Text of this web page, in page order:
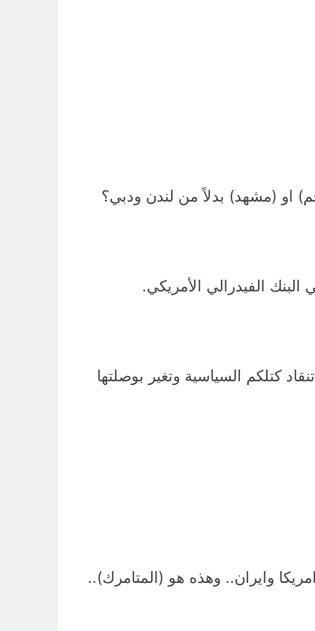
او (مشهد) بدلاً من لندن ودبي؟
الفيدرالي الأمريكي.
كتلكم السياسية وتغير بوصلتها
وايران.. وهذه هو (المتامرك)..